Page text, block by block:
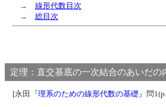
→ 線形代数目次
→ 総目次
定理：直交基底の一次結合のあい
[永田『理系のための線形代数の基礎』問